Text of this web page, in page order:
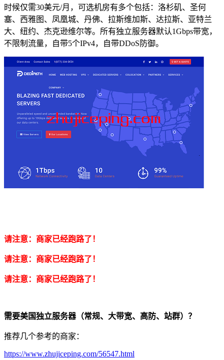
时候仅需30美元/月，可选机房有多个包括：洛杉矶、圣何
塞、西雅图、凤凰城、丹佛、拉斯维加斯、达拉斯、亚特兰
大、纽约、杰克逊维尔等。所有独立服务器默认1Gbps带宽，
不限制流量，自带5个IPv4，自带DDoS防御。
请注意：商家已经跑路了！
请注意：商家已经跑路了！
请注意：商家已经跑路了！
需要美国独立服务器（常规、大带宽、高防、站群）？
推荐几个参考的商家：
https://www.zhujiceping.com/56547.html